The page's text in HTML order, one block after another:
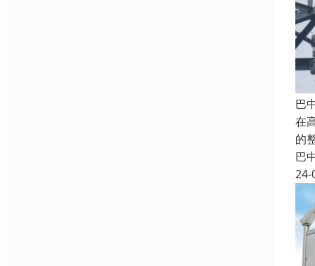
巴
在
的
巴
24-